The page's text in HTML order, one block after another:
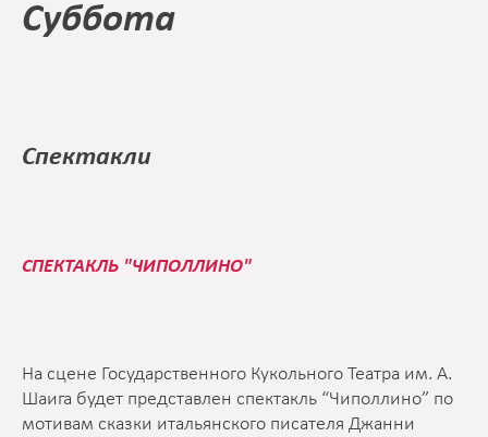
Суббота
Спектакли
СПЕКТАКЛЬ "ЧИПОЛЛИНО"
На сцене Государственного Кукольного Театра им. А.
Шаига будет представлен спектакль “Чиполлино” по
мотивам сказки итальянского писателя Джанни